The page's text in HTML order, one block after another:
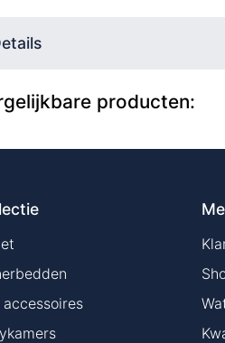
producten:
accessoires